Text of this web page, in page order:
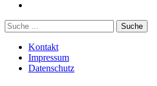
Suche
Kontakt
Impressum
Datenschutz